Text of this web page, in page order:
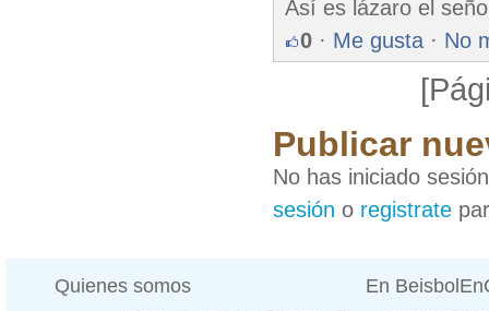
Así es lázaro el
0 · Me gusta · No
Publicar
No has iniciado
sesión o registrate
Quienes somos En